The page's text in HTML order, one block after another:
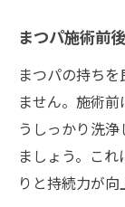
まつパ施術前
まつパの持ち
ません。施術
うしっかり洗
ましょう。こ
りと持続力が向